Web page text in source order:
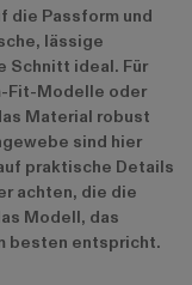
die Passform und
lässige
Schnitt ideal. Für
Fit-Modelle oder
Material robust
sind hier
praktische Details
achten, die die
Modell, das
besten entspricht.